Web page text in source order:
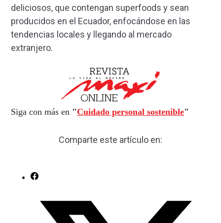
deliciosos, que contengan superfoods y sean
producidos en el Ecuador, enfocándose en las
tendencias locales y llegando al mercado
extranjero.
Siga con más en "Cuidado personal sostenible"
Comparte este artículo en: